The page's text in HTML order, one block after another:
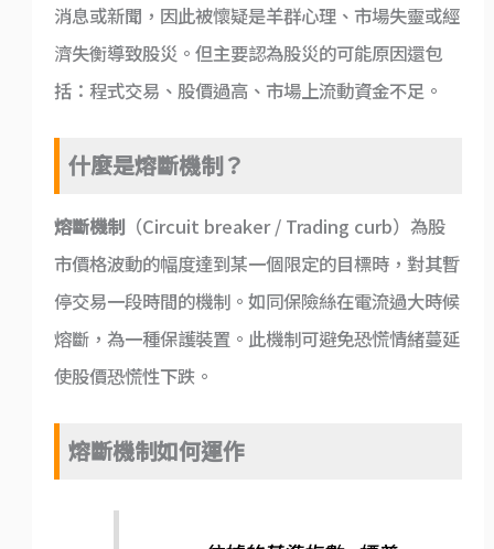
消息或新聞，因此被懷疑是羊群心理、市場失靈或經
濟失衡導致股災。但主要認為股災的可能原因還包
括：程式交易、股價過高、市場上流動資金不足。
什麼是熔斷機制？
熔斷機制（Circuit breaker / Trading curb）為股
市價格波動的幅度達到某一個限定的目標時，對其暫
停交易一段時間的機制。如同保險絲在電流過大時候
熔斷，為一種保護裝置。此機制可避免恐慌情緒蔓延
使股價恐慌性下跌。
熔斷機制如何運作